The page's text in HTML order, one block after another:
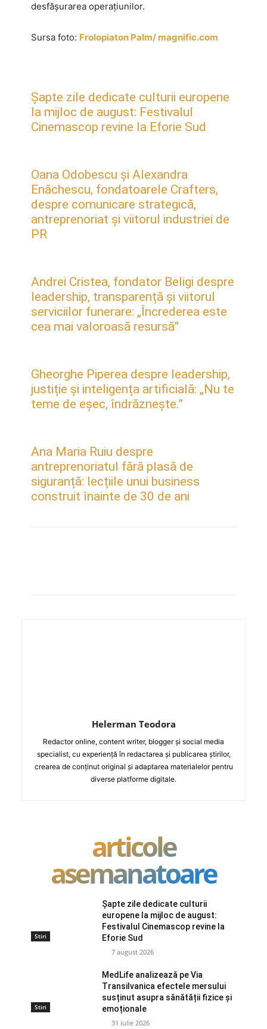
desfășurarea operațiunilor.
Sursa foto: Frolopiaton Palm/ magnific.com
Șapte zile dedicate culturii europene
la mijloc de august: Festivalul
Cinemascop revine la Eforie Sud
Oana Odobescu și Alexandra
Enăchescu, fondatoarele Crafters,
despre comunicare strategică,
antreprenoriat și viitorul industriei de
PR
Andrei Cristea, fondator Beligi despre
leadership, transparență și viitorul
serviciilor funerare: „Încrederea este
cea mai valoroasă resursă”
Gheorghe Piperea despre leadership,
justiție și inteligența artificială: „Nu te
teme de eșec, îndrăznește.”
Ana Maria Ruiu despre
antreprenoriatul fără plasă de
siguranță: lecțiile unui business
construit înainte de 30 de ani
Helerman Teodora
Redactor online, content writer, blogger și social media
specialist, cu experiență în redactarea și publicarea știrilor,
crearea de conținut original și adaptarea materialelor pentru
diverse platforme digitale.
articole
asemanatoare
Stiri
Șapte zile dedicate culturii
europene la mijloc de august:
Festivalul Cinemascop revine la
Eforie Sud
7 august 2026
Stiri
MedLife analizează pe Via
Transilvanica efectele mersului
susținut asupra sănătății fizice și
emoționale
31 iulie 2026